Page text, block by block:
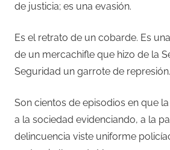
de justicia; es una evasión.
Es el retrato de un cobarde. Es
de un mercachifle que hizo de la
Seguridad un garrote de represión.
Son cientos de episodios en que
a la sociedad evidenciando, a la
delincuencia viste uniforme